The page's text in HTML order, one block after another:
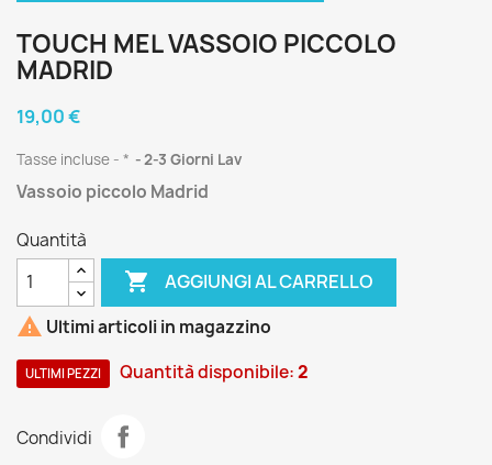
TOUCH MEL VASSOIO PICCOLO
MADRID
19,00 €
Tasse incluse * 2-3 Giorni Lav
Vassoio piccolo Madrid
Quantità
 AGGIUNGI AL CARRELLO
 Ultimi articoli in magazzino
ULTIMI PEZZI Quantità disponibile:2
Condividi